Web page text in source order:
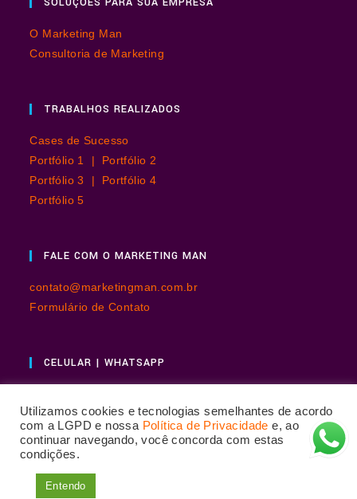
O Marketing Man
Consultoria de Marketing
TRABALHOS REALIZADOS
Cases de Sucesso
Portfólio 1 | Portfólio 2
Portfólio 3 | Portfólio 4
Portfólio 5
FALE COM O MARKETING MAN
contato@marketingman.com.br
Formulário de Contato
CELULAR | WHATSAPP
Copyright© 2026 - Marketing Man | Sérgio de Souza
Utilizamos cookies e tecnologias semelhantes de acordo
com a LGPD e nossa Política de Privacidade e, ao
continuar navegando, você concorda com estas
condições.
Entendo